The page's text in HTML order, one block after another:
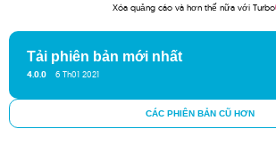
Xóa quảng cáo và hơn thế nữa với Turbo
Tải phiên bản mới nhất
4.0.0 6 Th01 2021
CÁC PHIÊN BẢN CŨ HƠN